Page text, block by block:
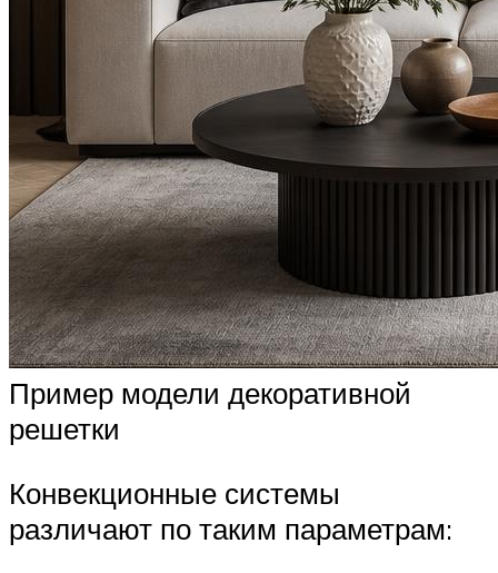
Пример модели декоративной
решетки
Конвекционные системы
различают по таким параметрам: